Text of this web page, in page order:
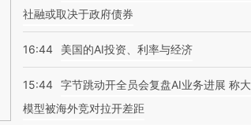
社融或取决于政府债券
16:44 美国的AI投资、利率与经济
15:44 字节跳动开全员会复盘AI业务进展 称大
模型被海外竞对拉开差距